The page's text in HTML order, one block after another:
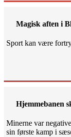
Magisk aften i
Sport kan være
Hjemmebanen
Minerne var
sin første kamp i